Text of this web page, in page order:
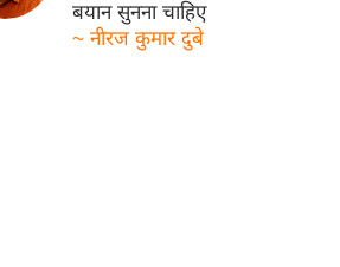
बयान सुनना चाहिए
~ नीरज कुमार दुबे